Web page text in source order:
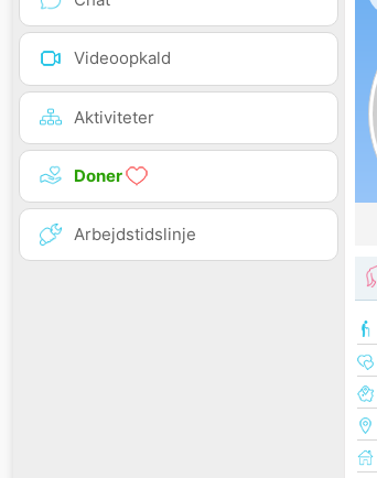
Videoopkald
Aktiviteter
Doner
Arbejdstidslinje